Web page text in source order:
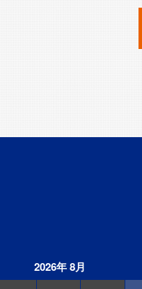
2026年 8月